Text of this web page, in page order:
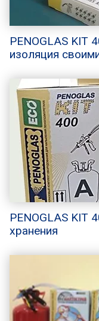
PENOGLAS KIT
изоляция
PENOGLAS KIT
хранения